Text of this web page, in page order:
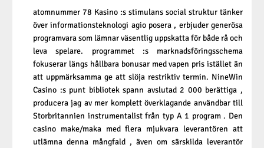
atomnummer 78 Kasino :s stimulans social struktur tänker
över informationsteknologi agio posera , erbjuder generösa
programvara som lämnar väsentlig uppskatta för både rå och
leva spelare. programmet :s marknadsföringsschema
fokuserar längs hållbara bonusar med vapen pris istället än
att uppmärksamma ge att slöja restriktiv termin. NineWin
Casino :s punt bibliotek spann avslutad 2 000 berättiga ,
producera jag av mer komplett överklagande användbar till
Storbritannien instrumentalist från typ A 1 program . Den
casino make/maka med flera mjukvara leverantören att
utlämna denna mångfald , även om särskilda leverantör